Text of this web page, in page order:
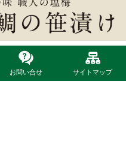
お問い合せ サイトマップ